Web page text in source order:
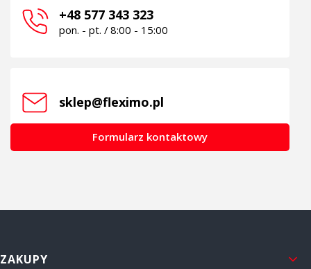
+48 577 343 323
pon. - pt. / 8:00 - 15:00
sklep@fleximo.pl
Formularz kontaktowy
Linki w stopce
ZAKUPY